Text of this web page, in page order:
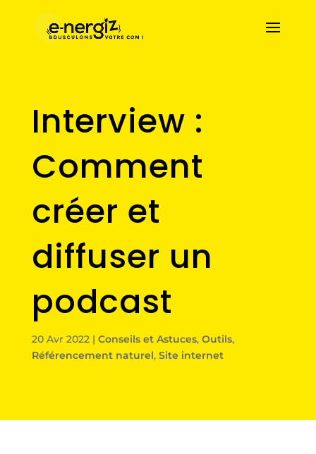
Interview :
Comment
créer et
diffuser un
podcast
20 Avr 2022| Conseils et Astuces, Outils,
Référencement naturel, Site internet